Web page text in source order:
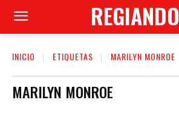
REGIANDO
INICIO ETIQUETAS MARILYN MONROE
MARILYN MONROE